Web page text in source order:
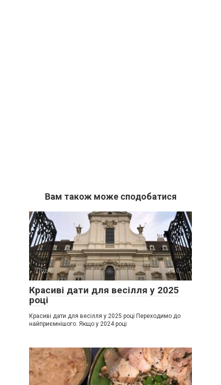
Вам також може сподобатися
Події 0
Красиві дати для весілля у 2025
році
Красиві дати для весілля у 2025 році Переходимо до
найприємнішого. Якщо у 2024 році